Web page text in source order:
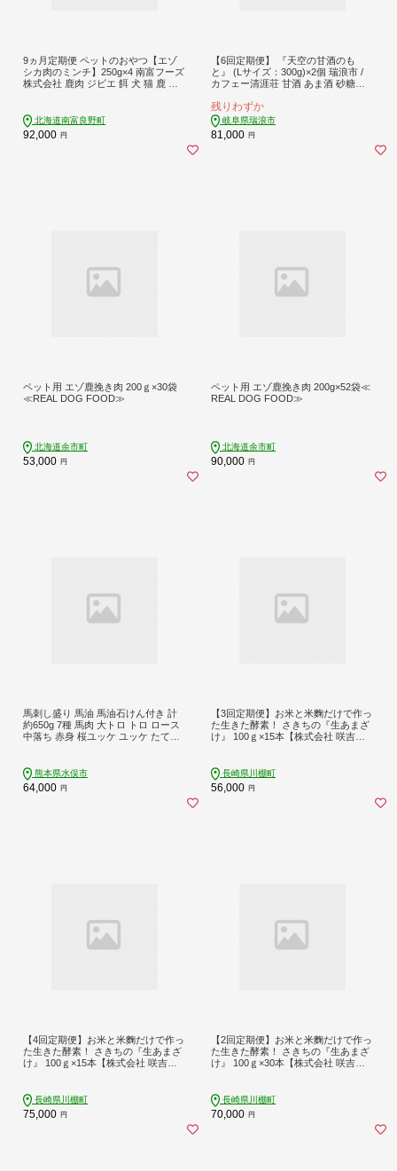
9ヵ月定期便 ペットのおやつ【エゾ
シカ肉のミンチ】250g×4 南富フーズ
株式会社 鹿肉 ジビエ 餌 犬 猫 鹿 ペ
北海道南富良野町
92,000 円
【6回定期便】 『天空の甘酒のも
と』 (Lサイズ：300g)×2個 瑞浪市 /
カフェー清涯荘 甘酒 あま酒 砂糖不
3]
残りわずか
岐阜県瑞浪市
81,000 円
ペット用 エゾ鹿挽き肉 200ｇ×30袋
≪REAL DOG FOOD≫
北海道余市町
53,000 円
ペット用 エゾ鹿挽き肉 200g×52袋≪
REAL DOG FOOD≫
北海道余市町
90,000 円
馬刺し盛り 馬油 馬油石けん付き 計
約650g 7種 馬肉 大トロ トロ ロース
中落ち 赤身 桜ユッケ ユッケ たてが
熊本県水俣市
64,000 円
【3回定期便】お米と米麴だけで作っ
た生きた酵素！ さきちの『生あまざ
け』 100ｇ×15本【株式会社 咲吉】
川棚甘酒 長崎産あまざけ
長崎県川棚町
56,000 円
【4回定期便】お米と米麴だけで作っ
た生きた酵素！ さきちの『生あまざ
け』 100ｇ×15本【株式会社 咲吉】
川棚甘酒 長崎産あまざけ
長崎県川棚町
75,000 円
【2回定期便】お米と米麴だけで作っ
た生きた酵素！ さきちの『生あまざ
け』 100ｇ×30本【株式会社 咲吉】
川棚甘酒 長崎産あまざけ
長崎県川棚町
70,000 円